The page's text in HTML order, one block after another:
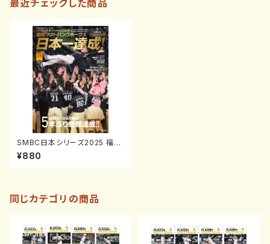
最近チェックした商品
SMBC日本シリーズ2025 福岡
ソフトバンクホークス日本一達
成！
¥880
同じカテゴリの商品